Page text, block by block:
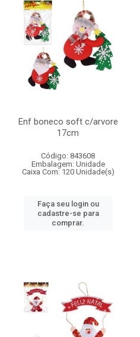
Enf boneco soft c/arvore
17cm
Código: 843608
Embalagem: Unidade
Caixa Com: 120 Unidade(s)
Faça seu login ou
cadastre-se para
comprar.